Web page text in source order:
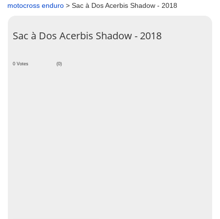
motocross enduro > Sac à Dos Acerbis Shadow - 2018
Sac à Dos Acerbis Shadow - 2018
0 Votes (0)